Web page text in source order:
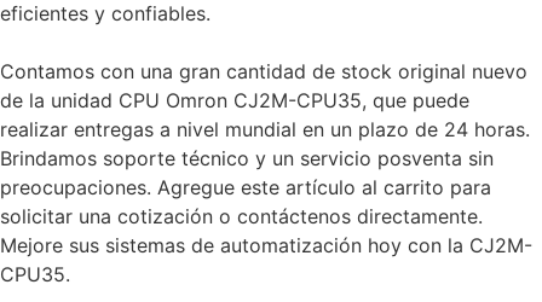
eficientes y confiables.
Contamos con una gran cantidad de stock original nuevo
de la unidad CPU Omron CJ2M-CPU35, que puede
realizar entregas a nivel mundial en un plazo de 24 horas.
Brindamos soporte técnico y un servicio posventa sin
preocupaciones. Agregue este artículo al carrito para
solicitar una cotización o contáctenos directamente.
Mejore sus sistemas de automatización hoy con la CJ2M-
CPU35.